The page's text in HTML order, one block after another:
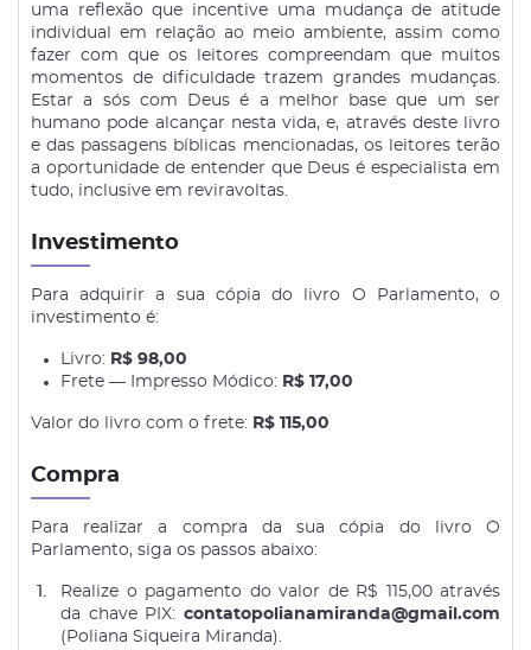
uma reflexão que incentive uma mudança de atitude
individual em relação ao meio ambiente, assim como
fazer com que os leitores compreendam que muitos
momentos de dificuldade trazem grandes mudanças.
Estar a sós com Deus é a melhor base que um ser
humano pode alcançar nesta vida, e, através deste livro
e das passagens bíblicas mencionadas, os leitores terão
a oportunidade de entender que Deus é especialista em
tudo, inclusive em reviravoltas.
Investimento
Para adquirir a sua cópia do livro O Parlamento, o
investimento é:
Livro: R$ 98,00
Frete — Impresso Módico: R$ 17,00
Valor do livro com o frete: R$ 115,00
Compra
Para realizar a compra da sua cópia do livro O
Parlamento, siga os passos abaixo:
Realize o pagamento do valor de R$ 115,00 através
da chave PIX: contatopolianamiranda@gmail.com
(Poliana Siqueira Miranda).